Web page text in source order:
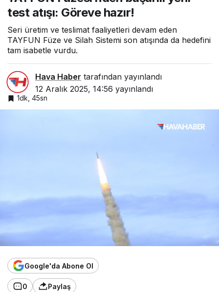
Göreve hazır!
test atışı: Göreve hazır!
Seri üretim ve teslimat faaliyetleri devam eden
TAYFUN Füze ve Silah Sistemi son atışında da hedefini
tam isabetle vurdu.
Hava Haber tarafından yayınlandı
12 Aralık 2025, 14:56 yayınlandı
1dk, 45sn
Google'da Abone Ol
0 Paylaş